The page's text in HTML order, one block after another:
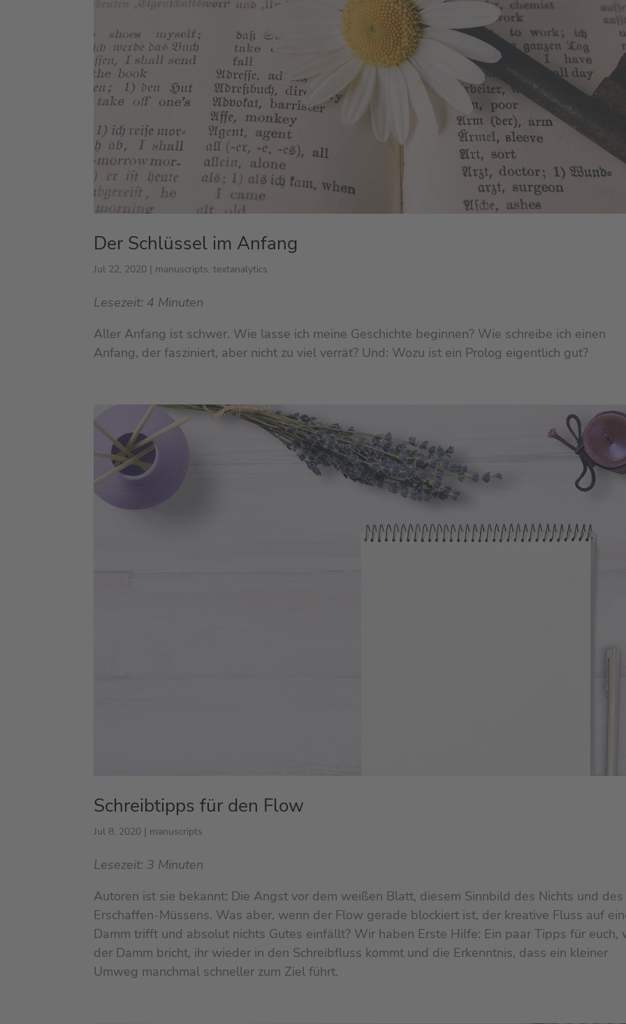
Der Schlüssel im Anfang
Jul 22, 2020 | manuscripts,textanalytics
Lesezeit: 4 Minuten
Aller Anfang ist schwer. Wie lasse ich meine Geschichte beginnen? Wie schreibe ich einen
Anfang, der fasziniert, aber nicht zu viel verrät? Und: Wozu ist ein Prolog eigentlich gut?
Schreibtipps für den Flow
Jul 8, 2020 | manuscripts
Lesezeit: 3 Minuten
Autoren ist sie bekannt: Die Angst vor dem weißen Blatt, diesem Sinnbild des Nichts und des
Erschaffen-Müssens. Was aber, wenn der Flow gerade blockiert ist, der kreative Fluss auf
Damm trifft und absolut nichts Gutes einfällt? Wir haben Erste Hilfe: Ein paar Tipps für euch,
der Damm bricht, ihr wieder in den Schreibfluss kommt und die Erkenntnis, dass ein kleiner
Umweg manchmal schneller zum Ziel führt.